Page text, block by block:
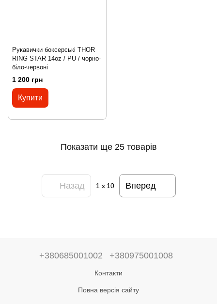
Рукавички боксерські THOR
RING STAR 14oz / PU / чорно-
біло-червоні
1 200 грн
Купити
Показати ще 25 товарів
Назад 1 з 10 Вперед
+380685001002 +380975001008
Контакти
Повна версія сайту